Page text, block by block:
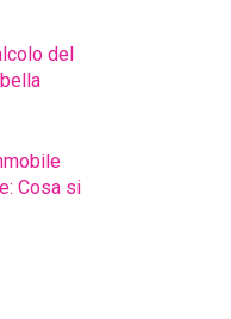
del
Cosa si